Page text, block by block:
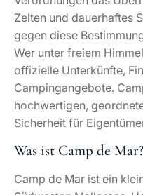
Für viele internationale
das Idealbild „Luxus
Was kostet ein Taxi
Mar?
Die Kosten für ein Taxi
Palma nach Camp de
Verkehr und
auf Beträge im Bereich
die aktuellen Tarife